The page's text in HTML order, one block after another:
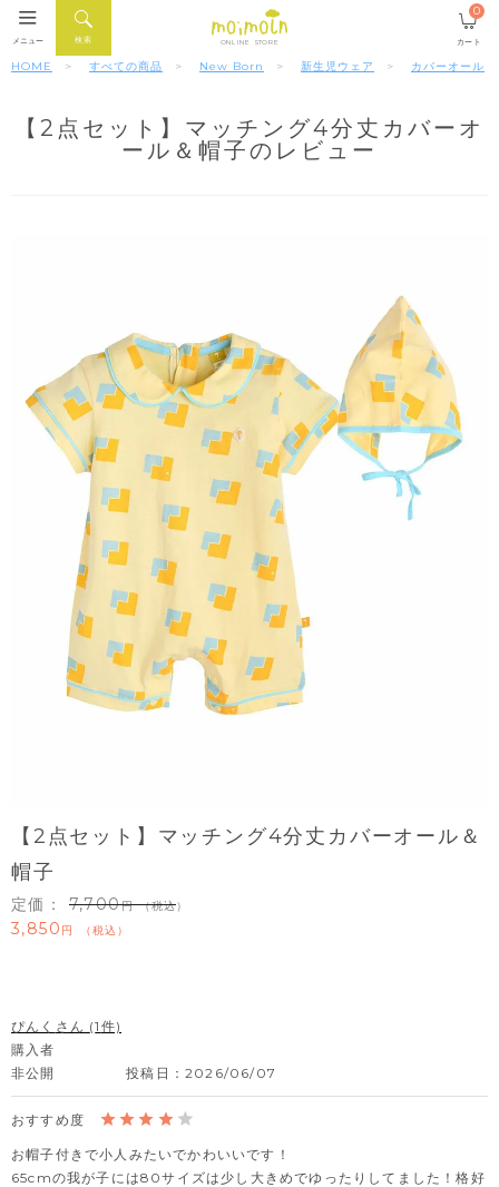
ONLINE STORE
検索
メニュー カート
0
HOME すべての商品 New Born 新生児ウェア カバーオール
【2点セット】マッチング4分丈カバーオ
ール＆帽子のレビュー
【2点セット】マッチング4分丈カバーオール＆
帽子
定価： 7,700 （税込）
3,850 税込
ぴんく
1
購入者
非公開
投稿日 2026/06/07
お帽子付きで小人みたいでかわいいです！
65cmの我が子には80サイズは少し大きめでゆったりしてました！格好